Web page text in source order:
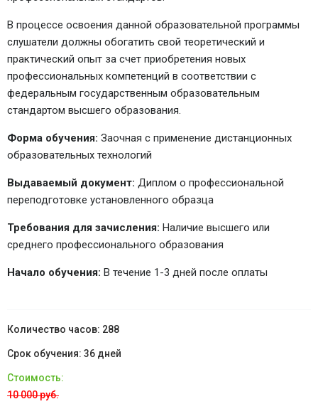
В процессе освоения данной образовательной программы
слушатели должны обогатить свой теоретический и
практический опыт за счет приобретения новых
профессиональных компетенций в соответствии с
федеральным государственным образовательным
стандартом высшего образования.
Форма обучения: Заочная с применение дистанционных
образовательных технологий
Выдаваемый документ: Диплом о профессиональной
переподготовке установленного образца
Требования для зачисления: Наличие высшего или
среднего профессионального образования
Начало обучения: В течение 1-3 дней после оплаты
288
36 дней
10 000 руб.